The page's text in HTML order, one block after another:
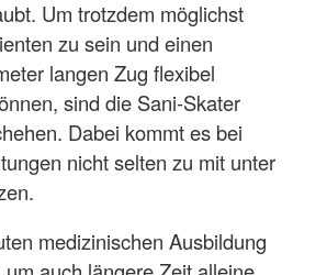
Um trotzdem möglichst
zu sein und einen
langen Zug flexibel
sind die Sani-Skater
Dabei kommt es bei
nicht selten zu mit unter
medizinischen Ausbildung